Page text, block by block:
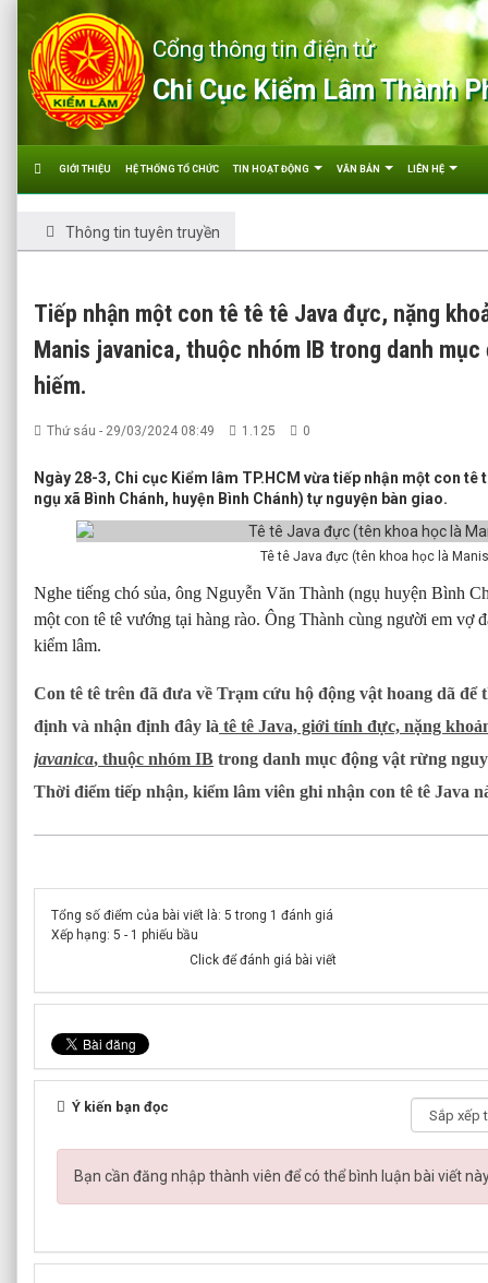
Cổng thông tin điện tử
Chi Cục Kiểm Lâm Thành
GIỚI THIỆU HỆ THỐNG TỔ CHỨC TIN HOẠT ĐỘNG VĂN BẢN LIÊN HỆ
Thông tin tuyên truyền
Tiếp nhận một con tê tê tê Java đực, nặng
Manis javanica, thuộc nhóm IB trong danh
hiếm.
Thứ sáu - 29/03/2024 08:49 1.125 0
Ngày 28-3, Chi cục Kiểm lâm TP.HCM vừa tiếp nhận một con
ngụ xã Bình Chánh, huyện Bình Chánh) tự nguyện bàn giao.
Tê tê Java đực (tên khoa học là
Nghe tiếng chó sủa, ông Nguyễn Văn Thành (ngụ huyện Bình
một con tê tê vướng tại hàng rào. Ông Thành cùng người em vợ
kiểm lâm.
Con tê tê trên đã đưa về Trạm cứu hộ động vật hoang dã để
định và nhận định đây là tê tê Java, giới tính đực, nặng
javanica, thuộc nhóm IB trong danh mục động vật rừng
Thời điểm tiếp nhận, kiểm lâm viên ghi nhận con tê tê Java
Tổng số điểm của bài viết là: 5 trong 1 đánh giá
Xếp hạng: 5 - 1 phiếu bầu
Click để đánh giá bài viết
Ý kiến bạn đọc
Bạn cần đăng nhập thành viên để có thể bình luận bài viết